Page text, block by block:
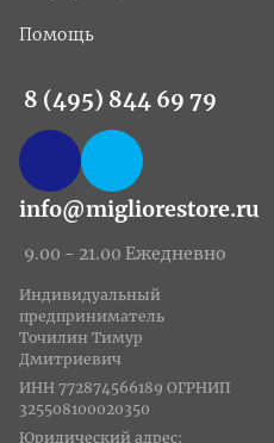
Помощь
8 (495) 844 69 79
info@migliorestore.ru
9.00 - 21.00 Ежедневно
Индивидуальный
предприниматель
Точилин Тимур
Дмитриевич
ИНН 772874566189 ОГРНИП
325508100020350
Юридический адрес: